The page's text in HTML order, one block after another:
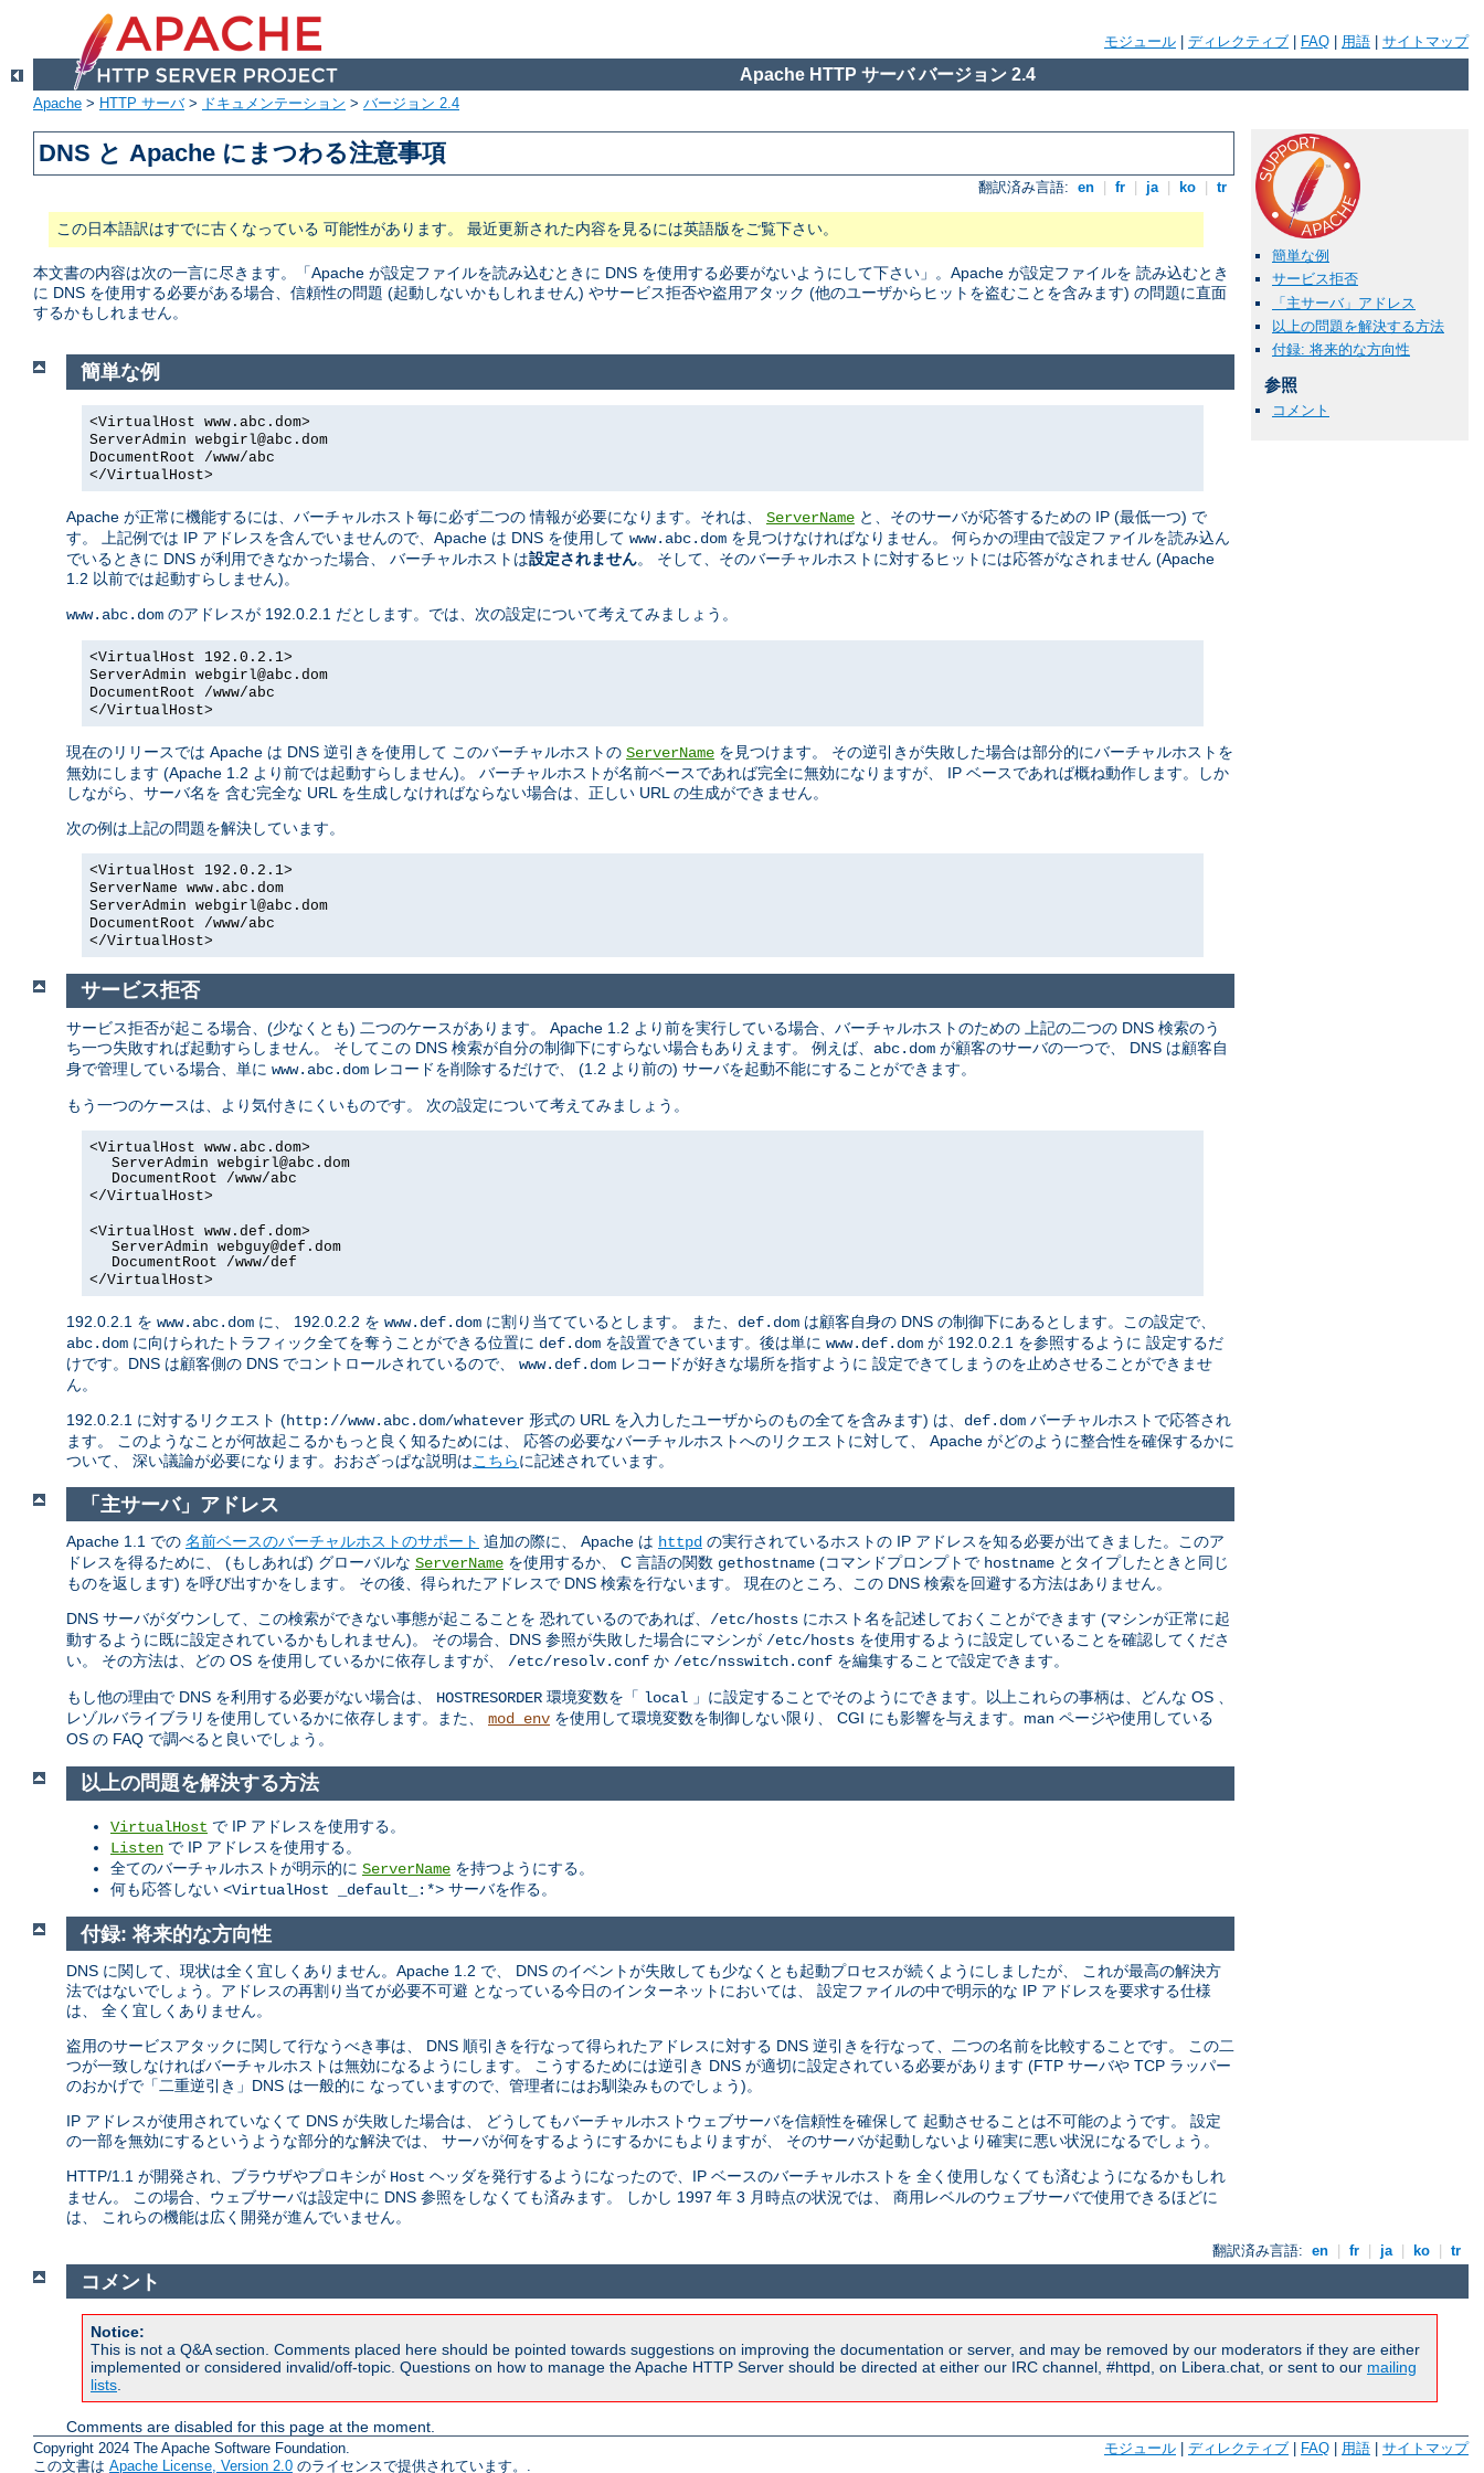
モジュール ディレクティブ FAQ 用語 サイトマップ
Apache HTTP サーバ バージョン 2.4
Apache > HTTP サーバ> ドキュメンテーション > バージョン 2.4
DNS と Apache にまつわる注意事項
翻訳済み言語: en fr ja ko tr
この日本語訳はすでに古くなっている 可能性があります。 最近更新された内容を見るには英語版をご覧下さい。
本文書の内容は次の一言に尽きます。「Apache が設定ファイルを読み込むときに DNS を使用する必要がないようにして下さい」。Apache が設定ファイルを 読み込むとき
に DNS を使用する必要がある場合、信頼性の問題 (起動しないかもしれません) やサービス拒否や盗用アタック (他のユーザからヒットを盗むことを含みます) の問題に直面
するかもしれません。
簡単な例
サービス拒否
「主サーバ」アドレス
以上の問題を解決する方法
付録: 将来的な方向性
参照
コメント
簡単な例
<VirtualHost www.abc.dom>
ServerAdmin webgirl@abc.dom
DocumentRoot /www/abc
</VirtualHost>
Apache が正常に機能するには、バーチャルホスト毎に必ず二つの 情報が必要になります。それは、 ServerName と、そのサーバが応答するための IP (最低一つ) で
す。 上記例では IP アドレスを含んでいませんので、Apache は DNS を使用して www.abc.dom を見つけなければなりません。 何らかの理由で設定ファイルを読み込ん
でいるときに DNS が利用できなかった場合、 バーチャルホストは設定されません。 そして、そのバーチャルホストに対するヒットには応答がなされません (Apache
1.2 以前では起動すらしません)。
www.abc.dom のアドレスが 192.0.2.1 だとします。では、次の設定について考えてみましょう。
<VirtualHost 192.0.2.1>
ServerAdmin webgirl@abc.dom
DocumentRoot /www/abc
</VirtualHost>
現在のリリースでは Apache は DNS 逆引きを使用して このバーチャルホストの ServerName を見つけます。 その逆引きが失敗した場合は部分的にバーチャルホストを
無効にします (Apache 1.2 より前では起動すらしません)。 バーチャルホストが名前ベースであれば完全に無効になりますが、 IP ベースであれば概ね動作します。しか
しながら、サーバ名を 含む完全な URL を生成しなければならない場合は、正しい URL の生成ができません。
次の例は上記の問題を解決しています。
<VirtualHost 192.0.2.1>
ServerName www.abc.dom
ServerAdmin webgirl@abc.dom
DocumentRoot /www/abc
</VirtualHost>
サービス拒否
サービス拒否が起こる場合、(少なくとも) 二つのケースがあります。 Apache 1.2 より前を実行している場合、バーチャルホストのための 上記の二つの DNS 検索のう
ち一つ失敗すれば起動すらしません。 そしてこの DNS 検索が自分の制御下にすらない場合もありえます。 例えば、 abc.dom が顧客のサーバの一つで、 DNS は顧客自
身で管理している場合、単に www.abc.dom レコードを削除するだけで、 (1.2 より前の) サーバを起動不能にすることができます。
もう一つのケースは、より気付きにくいものです。 次の設定について考えてみましょう。
<VirtualHost www.abc.dom>
ServerAdmin webgirl@abc.dom
DocumentRoot /www/abc
</VirtualHost>
<VirtualHost www.def.dom>
ServerAdmin webguy@def.dom
DocumentRoot /www/def
</VirtualHost>
192.0.2.1 を www.abc.dom に、 192.0.2.2 を www.def.dom に割り当てているとします。 また、 def.dom は顧客自身の DNS の制御下にあるとします。この設定で、
abc.dom に向けられたトラフィック全てを奪うことができる位置に def.dom を設置できています。後は単に www.def.dom が 192.0.2.1 を参照するように 設定するだ
けです。DNS は顧客側の DNS でコントロールされているので、 www.def.dom レコードが好きな場所を指すように 設定できてしまうのを止めさせることができませ
ん。
192.0.2.1 に対するリクエスト (http://www.abc.dom/whatever 形式の URL を入力したユーザからのもの全てを含みます) は、 def.dom バーチャルホストで応答され
ます。 このようなことが何故起こるかもっと良く知るためには、 応答の必要なバーチャルホストへのリクエストに対して、 Apache がどのように整合性を確保するかに
ついて、 深い議論が必要になります。おおざっぱな説明はこちらに記述されています。
「主サーバ」アドレス
Apache 1.1 での 名前ベースのバーチャルホストのサポート 追加の際に、 Apache は httpd の実行されているホストの IP アドレスを知る必要が出てきました。このア
ドレスを得るために、 (もしあれば) グローバルな ServerName を使用するか、 C 言語の関数 gethostname (コマンドプロンプトで hostname とタイプしたときと同じ
ものを返します) を呼び出すかをします。 その後、得られたアドレスで DNS 検索を行ないます。 現在のところ、この DNS 検索を回避する方法はありません。
DNS サーバがダウンして、この検索ができない事態が起こることを 恐れているのであれば、 /etc/hosts にホスト名を記述しておくことができます (マシンが正常に起
動するように既に設定されているかもしれません)。 その場合、DNS 参照が失敗した場合にマシンが /etc/hosts を使用するように設定していることを確認してくださ
い。 その方法は、どの OS を使用しているかに依存しますが、 /etc/resolv.conf か /etc/nsswitch.conf を編集することで設定できます。
もし他の理由で DNS を利用する必要がない場合は、 HOSTRESORDER 環境変数を「 local 」に設定することでそのようにできます。以上これらの事柄は、どんな OS 、
レゾルバライブラリを使用しているかに依存します。また、 mod_env を使用して環境変数を制御しない限り、 CGI にも影響を与えます。man ページや使用している
OS の FAQ で調べると良いでしょう。
以上の問題を解決する方法
VirtualHost で IP アドレスを使用する。
Listen で IP アドレスを使用する。
全てのバーチャルホストが明示的に ServerName を持つようにする。
何も応答しない <VirtualHost _default_:*> サーバを作る。
付録: 将来的な方向性
DNS に関して、現状は全く宜しくありません。Apache 1.2 で、 DNS のイベントが失敗しても少なくとも起動プロセスが続くようにしましたが、 これが最高の解決方
法ではないでしょう。アドレスの再割り当てが必要不可避 となっている今日のインターネットにおいては、 設定ファイルの中で明示的な IP アドレスを要求する仕様
は、 全く宜しくありません。
盗用のサービスアタックに関して行なうべき事は、 DNS 順引きを行なって得られたアドレスに対する DNS 逆引きを行なって、二つの名前を比較することです。 この二
つが一致しなければバーチャルホストは無効になるようにします。 こうするためには逆引き DNS が適切に設定されている必要があります (FTP サーバや TCP ラッパー
のおかげで「二重逆引き」DNS は一般的に なっていますので、管理者にはお馴染みものでしょう)。
IP アドレスが使用されていなくて DNS が失敗した場合は、 どうしてもバーチャルホストウェブサーバを信頼性を確保して 起動させることは不可能のようです。 設定
の一部を無効にするというような部分的な解決では、 サーバが何をするようにするかにもよりますが、 そのサーバが起動しないより確実に悪い状況になるでしょう。
HTTP/1.1 が開発され、ブラウザやプロキシが Host ヘッダを発行するようになったので、IP ベースのバーチャルホストを 全く使用しなくても済むようになるかもしれ
ません。 この場合、ウェブサーバは設定中に DNS 参照をしなくても済みます。 しかし 1997 年 3 月時点の状況では、 商用レベルのウェブサーバで使用できるほどに
は、 これらの機能は広く開発が進んでいません。
翻訳済み言語: en fr ja ko tr
コメント
Notice:
This is not a Q&A section. Comments placed here should be pointed towards suggestions on improving the documentation or server, and may be removed by our moderators if they are either
implemented or considered invalid/off-topic. Questions on how to manage the Apache HTTP Server should be directed at either our IRC channel, #httpd, on Libera.chat, or sent to our mailing
lists.
Comments are disabled for this page at the moment.
Copyright 2024 The Apache Software Foundation.
この文書は Apache License, Version 2.0 のライセンスで提供されています。.
モジュール ディレクティブ FAQ 用語 サイトマップ